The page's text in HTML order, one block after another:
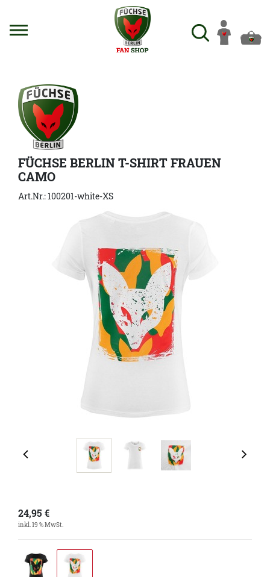
FÜCHSE BERLIN T-SHIRT FRAUEN
CAMO
Art.Nr.: 100201-white-XS
24,95 €
inkl. 19 % MwSt.